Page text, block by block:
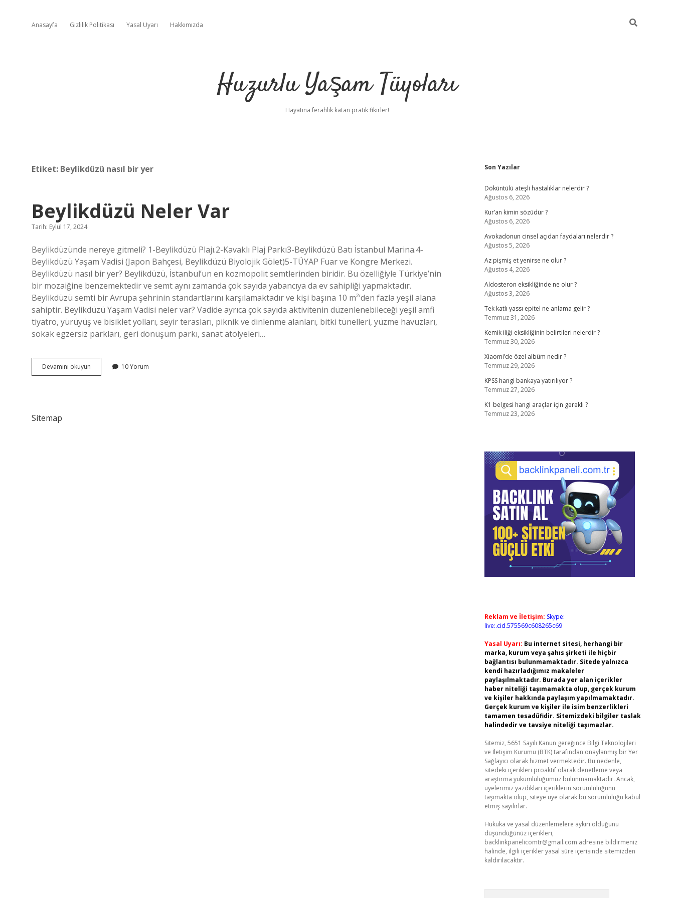
Anasayfa Gizlilik Politikası Yasal Uyarı Hakkımızda
Huzurlu Yaşam Tüyoları
Hayatına ferahlık katan pratik fikirler!
Etiket: Beylikdüzü nasıl bir yer
Beylikdüzü Neler Var
Tarih: Eylül 17, 2024
Beylikdüzünde nereye gitmeli? 1-Beylikdüzü Plajı.2-Kavaklı Plaj Parkı3-Beylikdüzü Batı İstanbul Marina.4-
Beylikdüzü Yaşam Vadisi (Japon Bahçesi, Beylikdüzü Biyolojik Gölet)5-TÜYAP Fuar ve Kongre Merkezi.
Beylikdüzü nasıl bir yer? Beylikdüzü, İstanbul’un en kozmopolit semtlerinden biridir. Bu özelliğiyle Türkiye’nin
bir mozaiğine benzemektedir ve semt aynı zamanda çok sayıda yabancıya da ev sahipliği yapmaktadır.
Beylikdüzü semti bir Avrupa şehrinin standartlarını karşılamaktadır ve kişi başına 10 m²’den fazla yeşil alana
sahiptir. Beylikdüzü Yaşam Vadisi neler var? Vadide ayrıca çok sayıda aktivitenin düzenlenebileceği yeşil amfi
tiyatro, yürüyüş ve bisiklet yolları, seyir terasları, piknik ve dinlenme alanları, bitki tünelleri, yüzme havuzları,
sokak egzersiz parkları, geri dönüşüm parkı, sanat atölyeleri…
Devamını okuyun Beylikdüzü
Neler
10 Yorum
Sitemap
Sidebar
Son Yazılar
Döküntülü ateşli hastalıklar nelerdir ?
Ağustos 6, 2026
Kur’an kimin sözüdür ?
Ağustos 6, 2026
Avokadonun cinsel açıdan faydaları nelerdir ?
Ağustos 5, 2026
Az pişmiş et yenirse ne olur ?
Ağustos 4, 2026
Aldosteron eksikliğinde ne olur ?
Ağustos 3, 2026
Tek katlı yassı epitel ne anlama gelir ?
Temmuz 31, 2026
Kemik iliği eksikliğinin belirtileri nelerdir ?
Temmuz 30, 2026
Xiaomi’de özel albüm nedir ?
Temmuz 29, 2026
KPSS hangi bankaya yatırılıyor ?
Temmuz 27, 2026
K1 belgesi hangi araçlar için gerekli ?
Temmuz 23, 2026
Reklam ve İletişim: Skype:
live:.cid.575569c608265c69
Yasal Uyarı: Bu internet sitesi, herhangi bir
marka, kurum veya şahıs şirketi ile hiçbir
bağlantısı bulunmamaktadır. Sitede yalnızca
kendi hazırladığımız makaleler
paylaşılmaktadır. Burada yer alan içerikler
haber niteliği taşımamakta olup, gerçek kurum
ve kişiler hakkında paylaşım yapılmamaktadır.
Gerçek kurum ve kişiler ile isim benzerlikleri
tamamen tesadüfidir. Sitemizdeki bilgiler taslak
halindedir ve tavsiye niteliği taşımazlar.
Sitemiz, 5651 Sayılı Kanun gereğince Bilgi Teknolojileri
ve İletişim Kurumu (BTK) tarafından onaylanmış bir Yer
Sağlayıcı olarak hizmet vermektedir. Bu nedenle,
sitedeki içerikleri proaktif olarak denetleme veya
araştırma yükümlülüğümüz bulunmamaktadır. Ancak,
üyelerimiz yazdıkları içeriklerin sorumluluğunu
taşımakta olup, siteye üye olarak bu sorumluluğu kabul
etmiş sayılırlar.
Hukuka ve yasal düzenlemelere aykırı olduğunu
düşündüğünüz içerikleri,
backlinkpanelicomtr@gmail.com adresine bildirmeniz
halinde, ilgili içerikler yasal süre içerisinde sitemizden
kaldırılacaktır.